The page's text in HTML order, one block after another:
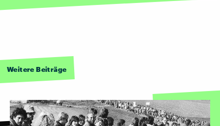
Weitere Beiträge